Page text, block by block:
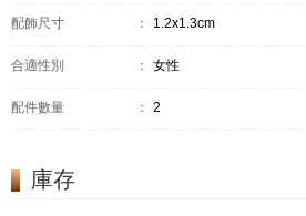
配飾尺寸 ： 1.2x1.3cm
合適性別 ： 女性
配件數量 ： 2
庫存